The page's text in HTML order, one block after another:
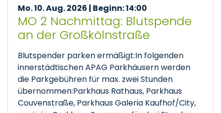
Mo. 10. Aug. 2026 | Beginn: 14:00
MO 2 Nachmittag: Blutspende
an der Großkölnstraße
Blutspender parken ermäßigt:In folgenden
innerstädtischen APAG Parkhäusern werden
die Parkgebühren für max. zwei Stunden
übernommen:Parkhaus Rathaus, Parkhaus
Couvenstraße, Parkhaus Galeria Kaufhof/City,